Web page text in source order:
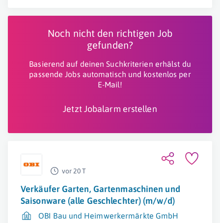
Noch nicht den richtigen Job
gefunden?
Basierend auf deinen Suchkriterien erhälst du
passende Jobs automatisch und kostenlos per
E-Mail!
Jetzt Jobalarm erstellen
vor 20 T
Verkäufer Garten, Gartenmaschinen und
Saisonware (alle Geschlechter) (m/w/d)
OBI Bau und Heimwerkermärkte GmbH